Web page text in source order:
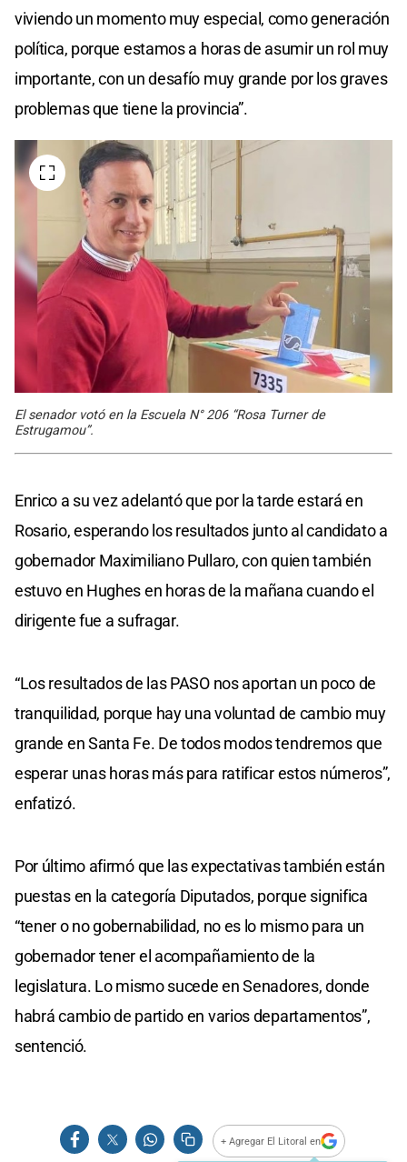
viviendo un momento muy especial, como generación
política, porque estamos a horas de asumir un rol muy
importante, con un desafío muy grande por los graves
problemas que tiene la provincia”.
El senador votó en la Escuela N° 206 “Rosa Turner de
Estrugamou”.
Enrico a su vez adelantó que por la tarde estará en
Rosario, esperando los resultados junto al candidato a
gobernador Maximiliano Pullaro, con quien también
estuvo en Hughes en horas de la mañana cuando el
dirigente fue a sufragar.
“Los resultados de las PASO nos aportan un poco de
tranquilidad, porque hay una voluntad de cambio muy
grande en Santa Fe. De todos modos tendremos que
esperar unas horas más para ratificar estos números”,
enfatizó.
Por último afirmó que las expectativas también están
puestas en la categoría Diputados, porque significa
“tener o no gobernabilidad, no es lo mismo para un
gobernador tener el acompañamiento de la
legislatura. Lo mismo sucede en Senadores, donde
habrá cambio de partido en varios departamentos”,
sentenció.
+ Agregar El Litoral en